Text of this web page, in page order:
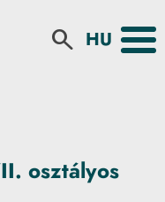
search Select your
osztályos